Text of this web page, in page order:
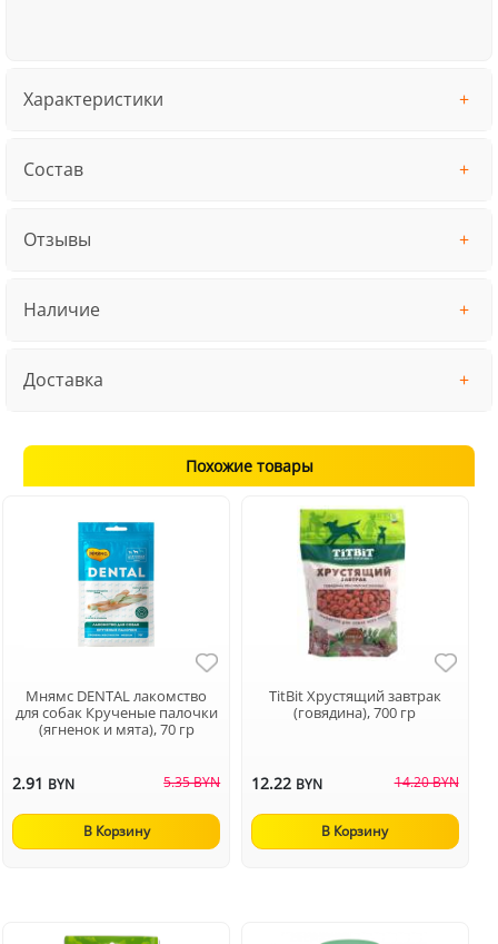
Характеристики
Состав
Отзывы
Наличие
Доставка
Похожие товары
Мнямс DENTAL лакомство
для собак Крученые палочки
(ягненок и мята), 70 гр
2.91 BYN 5.35 BYN
В Корзину
TitBit Хрустящий завтрак
(говядина), 700 гр
12.22 BYN 14.20 BYN
В Корзину